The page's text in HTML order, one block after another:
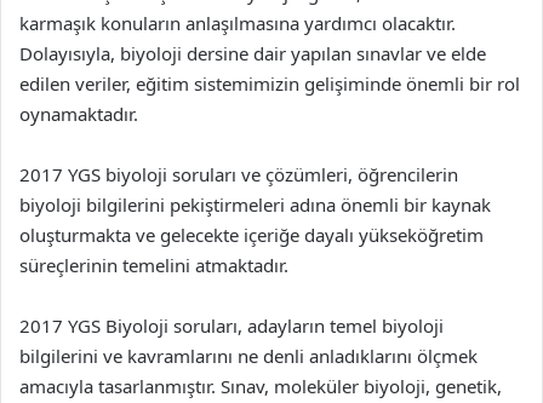
karmaşık konuların anlaşılmasına yardımcı olacaktır.
Dolayısıyla, biyoloji dersine dair yapılan sınavlar ve elde
edilen veriler, eğitim sistemimizin gelişiminde önemli bir rol
oynamaktadır.
2017 YGS biyoloji soruları ve çözümleri, öğrencilerin
biyoloji bilgilerini pekiştirmeleri adına önemli bir kaynak
oluşturmakta ve gelecekte içeriğe dayalı yükseköğretim
süreçlerinin temelini atmaktadır.
2017 YGS Biyoloji soruları, adayların temel biyoloji
bilgilerini ve kavramlarını ne denli anladıklarını ölçmek
amacıyla tasarlanmıştır. Sınav, moleküler biyoloji, genetik,